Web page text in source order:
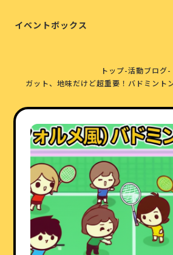
イベントボックス
トップ-活動ブログ-
ガット、地味だけど超重要！バドミント